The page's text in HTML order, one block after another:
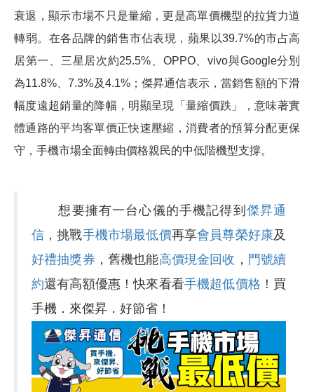
衰退，顯示市場不只是量縮，更是高單價機型的拉貨力道
轉弱。在各品牌的銷售市佔表現，蘋果以39.7%的市占高
居第一、三星居次約25.5%、OPPO、vivo與Google分別
為11.8%、7.3%及4.1%；傑昇通信表示，當銷售額的下滑
幅度遠超銷量的降幅，明顯呈現「量縮價跌」，意味著實
體通路的平均客單價正快速壓縮，消費者的預算分配更保
守，手機市場全面轉由價格親民的中低階機型支撐。
想要擁有一台心儀的手機記得到 傑昇通
信 ，挑戰手機市場最低價再享會員尊榮好康及
好禮抽獎券 ，舊機也能高價現金回收 ， 門號續
約還有高額優惠！快來看看手機超低價格 ！買
手機．來傑昇．好節省！